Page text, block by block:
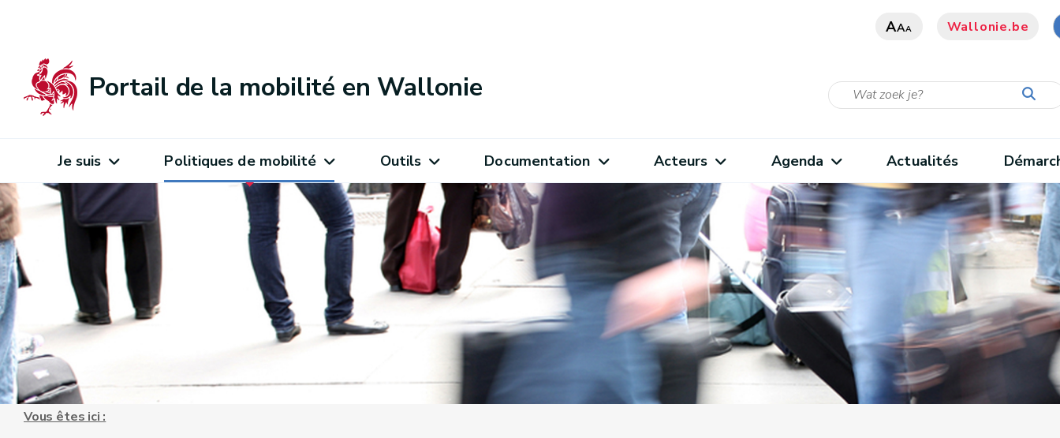
AAA Wallonie.be
Portail de la mobilité en Wallonie
Je suis Politiques de mobilité Outils Documentation Acteurs Agenda Actualités
Vous êtes ici :